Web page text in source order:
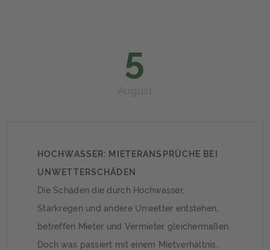
5
August
HOCHWASSER: MIETERANSPRÜCHE BEI
UNWETTERSCHÄDEN
Die Schäden die durch Hochwasser,
Starkregen und andere Unwetter entstehen,
betreffen Mieter und Vermieter gleichermaßen.
Doch was passiert mit einem Mietverhältnis,